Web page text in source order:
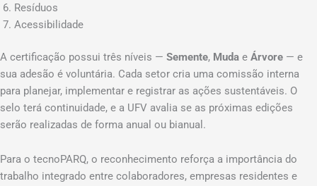
Resíduos
Acessibilidade
A certificação possui três níveis — Semente, Muda e Árvore — e
sua adesão é voluntária. Cada setor cria uma comissão interna
para planejar, implementar e registrar as ações sustentáveis. O
selo terá continuidade, e a UFV avalia se as próximas edições
serão realizadas de forma anual ou bianual.
Para o tecnoPARQ, o reconhecimento reforça a importância do
trabalho integrado entre colaboradores, empresas residentes e